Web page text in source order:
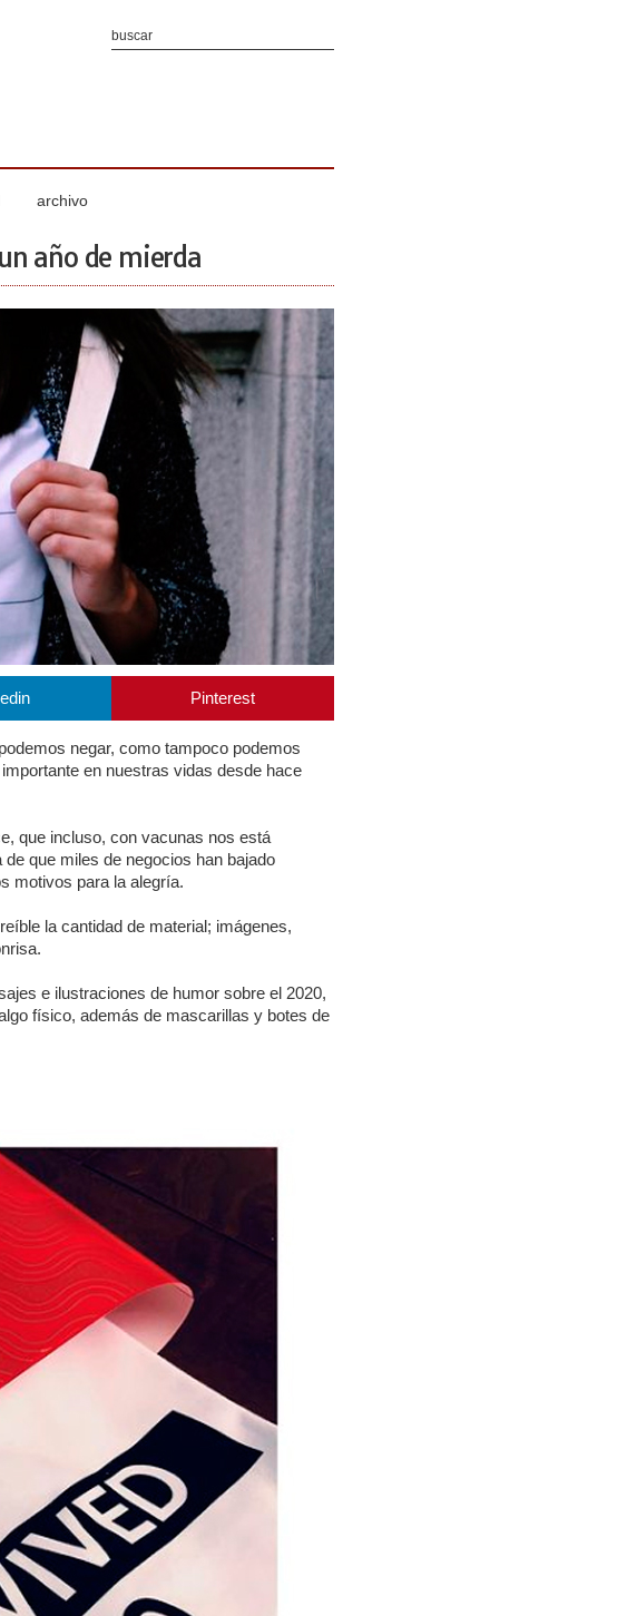
archivo
año de mierda
Pinterest
negar, como tampoco podemos
en nuestras vidas desde hace
que incluso, con vacunas nos está
que miles de negocios han bajado
motivos para la alegría.
la cantidad de material; imágenes,
e ilustraciones de humor sobre el 2020,
físico, además de mascarillas y botes de